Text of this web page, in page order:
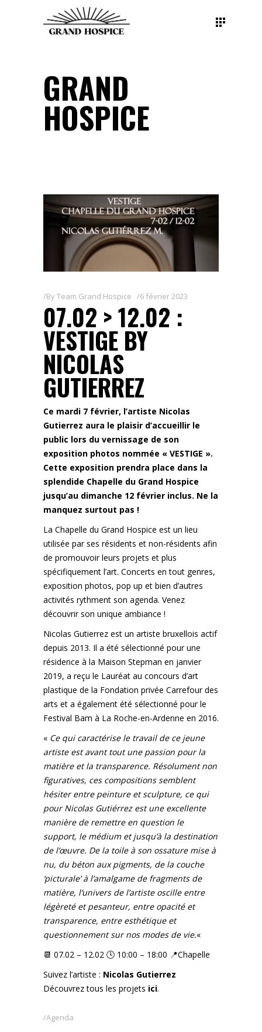
GRAND
HOSPICE
ByTeam Grand Hospice 6 février 2023
07.02 > 12.02 :
VESTIGE BY
NICOLAS
GUTIERREZ
Ce mardi 7 février, l’artiste Nicolas
Gutierrez aura le plaisir d’accueillir le
public lors du vernissage de son
exposition photos nommée « VESTIGE ».
Cette exposition prendra place dans la
splendide Chapelle du Grand Hospice
jusqu’au dimanche 12 février inclus. Ne la
manquez surtout pas !
La Chapelle du Grand Hospice est un lieu
utilisée par ses résidents et non-résidents afin
de promouvoir leurs projets et plus
spécifiquement l’art. Concerts en tout genres,
exposition photos, pop up et bien d’autres
activités rythment son agenda. Venez
découvrir son unique ambiance !
Nicolas Gutierrez est un artiste bruxellois actif
depuis 2013. Il a été sélectionné pour une
résidence à la Maison Stepman en janvier
2019, a reçu le Lauréat au concours d’art
plastique de la Fondation privée Carrefour des
arts et a également été sélectionné pour le
Festival Bam à La Roche-en-Ardenne en 2016.
« Ce qui caractérise le travail de ce jeune
artiste est avant tout une passion pour la
matière et la transparence. Résolument non
figuratives, ces compositions semblent
hésiter entre peinture et sculpture, ce qui
pour Nicolas Gutiérrez est une excellente
manière de remettre en question le
support, le médium et jusqu’à la destination
de l’œuvre. De la toile à son ossature mise à
nu, du béton aux pigments, de la couche
‘picturale’ à l’amalgame de fragments de
matière, l’univers de l’artiste oscille entre
légèreté et pesanteur, entre opacité et
transparence, entre esthétique et
questionnement sur nos modes de vie.«
📆 07.02 – 12.02 🕓 10:00 – 18:00 📍Chapelle
Suivez l’artiste : Nicolas Gutierrez
Découvrez tous les projets ici.
Agenda